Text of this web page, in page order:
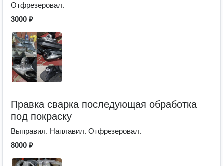
Отфрезеровал.
3000 ₽
Правка сварка последующая обработка
под покраску
Выправил. Наплавил. Отфрезеровал.
8000 ₽